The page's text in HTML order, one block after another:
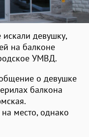
девушку,
на балконе
УМВД.
о девушке
балкона
место, однако